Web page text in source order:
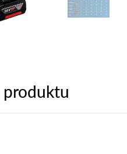
produktu